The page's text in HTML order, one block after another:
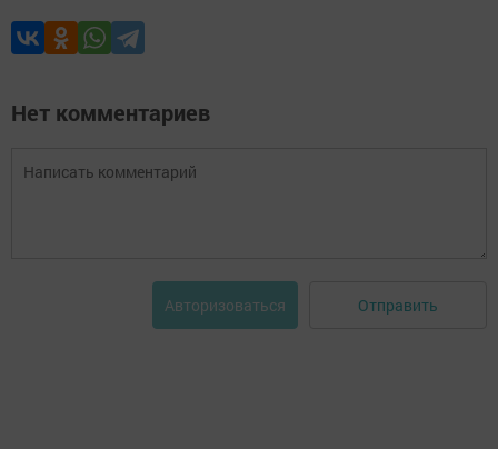
Нет комментариев
Авторизоваться Отправить